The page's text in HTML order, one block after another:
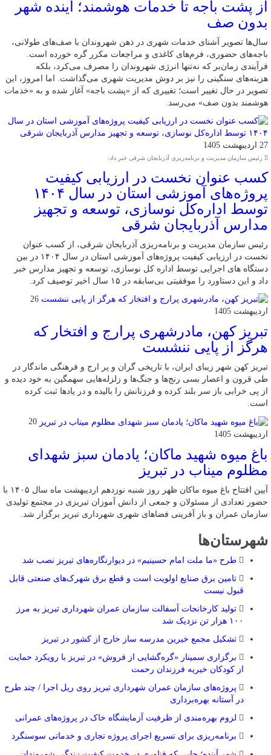
از پشت باجه تا خدمات هوشمند؛ آینده شهر
بدون صف
سال‌ها تصویر آشنای خدمات شهری در ذهن شهروندان با صف‌های طولانی،
باجه‌های حضوری، فرم‌های کاغذی و مراجعات مکرر گره خورده است.
فرآیندی زمان‌بر که نه‌تنها انرژی شهروندان را مصرف می‌کرد، بلکه
هزینه‌های سنگینی را نیز بر دوش مدیریت شهری می‌گذاشت. اما امروز، این
تصویر در حال تغییر است؛ تغییری که از «پشت باجه» آغاز شده و به «خدمات
هوشمند بدون صف» می‌رسد.
27 اردیبهشت 1405
رئیس سازمان مدیریت و برنامه‌ریزی آذربایجان شرقی خبر داد:
کسب عنوان نخست در ارزیابی کیفیت
پروژه‌های آموزشی استان در سال ۱۴۰۴
توسط اداره‌کل نوسازی، توسعه و تجهیز
مدارس آذربایجان شرقی
رئیس سازمان مدیریت و برنامه‌ریزی آذربایجان شرقی، از کسب عنوان
نخست در ارزیابی کیفیت پروژه‌های آموزشی استان در سال ۱۴۰۴ در بین
دستگاه های اجرایی توسط اداره کل نوسازی، توسعه و تجهیز مدارس خبر
داد و این دستاورد را موفقیتی بی‌سابقه در ۱۵ سال اخیر توصیف کرد.
26
اردیبهشت 1405
تبریز کهن، مادرشهری پرارج و افتخار که
هرگز از پایی ننشست
تبریز کهن شهر زیبای ایران، با تاریخی گران و پر ارج و فرهنگی ماندگار در
طی قرون و اعصار بسی رنج‌ها و جنگ‌ها و زلزله‌هایی سهمگین به خود دیده و
از پی خرابی باز سر بلند کرده و فرزنانش را بالیده و در یادها ثبت کرده
است.
20
اردیبهشت 1405
باغ میوه شهید ماکان؛ یادمان سبز شهدای
مظلوم میناب در تبریز
آیین افتتاح باغ میوه ماکان ظهر روز شنبه نوزدهم اردیبهشت ماه سال ۱۴۰۵ با
حضور تعدادی از مسئولان و جمعی از دانش آموزان تبریزی در مجتمع تولیدی
سازمان عمران و باز آفرینی فضاهای شهری شهرداری تبریز برگزار شد.
شهرستان‌ها
طرح «ما ملت امام حسینیم» در دیوارنگاره‌های تبریز نصب شد
تامین برق صنایع اولویت است و قطع برق شهرک‌های صنعتی قابل
قبول نیست
تولید کارخانجات آسفالت سازمان عمران شهرداری تبریز به مرز
۱۰۰ هزار تن نزدیک شد
تشکیل مجمع خیرین مدرسه ‌ساز خارج از کشور در تبریز
برگزاری سمینار «گره‌گشایی از فروش» در تبریز با رویکرد حمایت
از کودکان خیریه فرزندان رحمت
پروژه‌های سازمان عمران شهرداری تبریز روی ریل اجرا / چند طرح
در آستانه بهره‌برداری
لزوم بهره‌مندی از ظرفیت آزمایشگاه خاک در پروژه‌های عمرانی
برنامه‌ریزی برای تسریع اجرای پروژه تجاری و خدماتی سوسنگرد